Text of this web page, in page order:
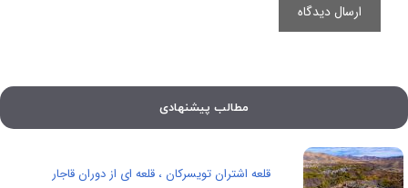
مطالب پیشنهادی
قلعه اشتران تویسرکان ، قلعه ای از دوران قاجار